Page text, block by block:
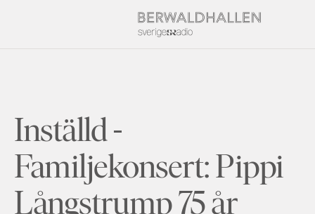
Inställd -
Familjekonsert: Pippi
Långstrump 75 år